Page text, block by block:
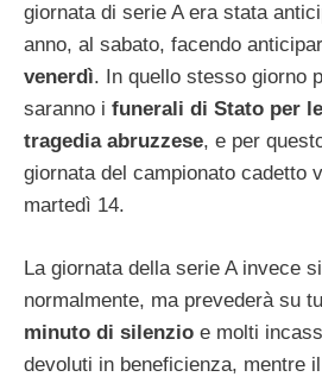
giornata di serie A era stata
anno, al sabato, facendo
venerdì. In quello stesso giorno
saranno i funerali di Stato per
tragedia abruzzese, e per
giornata del campionato cadetto
martedì 14.
La giornata della serie A invece
normalmente, ma prevederà su
minuto di silenzio e molti
devoluti in beneficienza, mentre